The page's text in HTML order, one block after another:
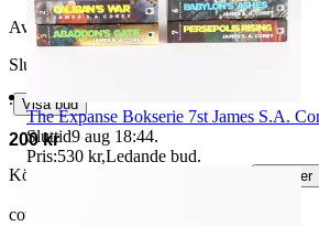
Avslutad 28 jun 18:55
Slutpris
∙ Visa bud
200 kr
Köparskydd är valfritt hos företag.
Läs mer
coto vann auktionen
The Expanse Bokserie 7st James S.A.
Sluttid9 aug 18:44.
Pris:530 kr,Ledande bud.